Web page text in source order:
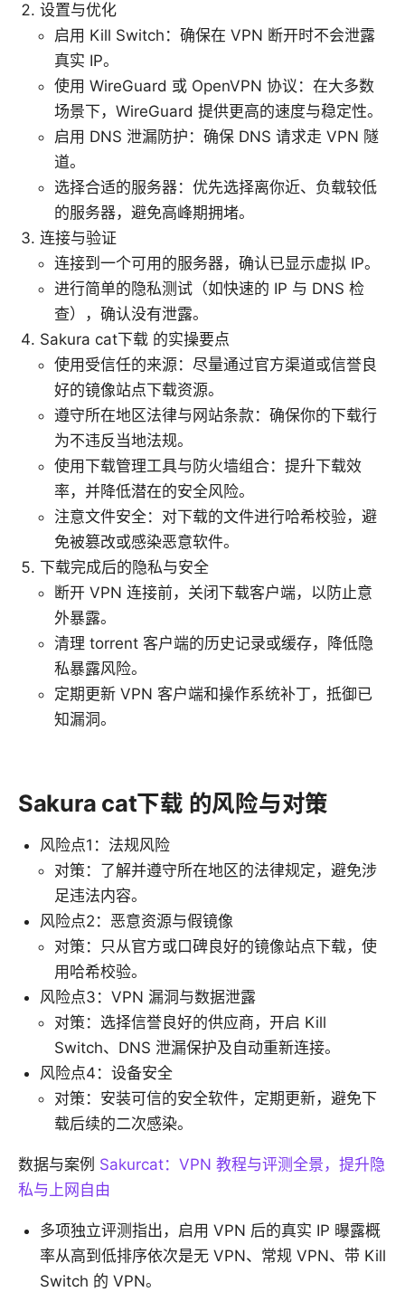
设置与优化
启用 Kill Switch：确保在 VPN 断开时不会泄露
真实 IP。
使用 WireGuard 或 OpenVPN 协议：在大多数
场景下，WireGuard 提供更高的速度与稳定性。
启用 DNS 泄漏防护：确保 DNS 请求走 VPN 隧
道。
选择合适的服务器：优先选择离你近、负载较低
的服务器，避免高峰期拥堵。
连接与验证
连接到一个可用的服务器，确认已显示虚拟 IP。
进行简单的隐私测试（如快速的 IP 与 DNS 检
查），确认没有泄露。
Sakura cat下载 的实操要点
使用受信任的来源：尽量通过官方渠道或信誉良
好的镜像站点下载资源。
遵守所在地区法律与网站条款：确保你的下载行
为不违反当地法规。
使用下载管理工具与防火墙组合：提升下载效
率，并降低潜在的安全风险。
注意文件安全：对下载的文件进行哈希校验，避
免被篡改或感染恶意软件。
下载完成后的隐私与安全
断开 VPN 连接前，关闭下载客户端，以防止意
外暴露。
清理 torrent 客户端的历史记录或缓存，降低隐
私暴露风险。
定期更新 VPN 客户端和操作系统补丁，抵御已
知漏洞。
Sakura cat下载 的风险与对策
风险点1：法规风险
对策：了解并遵守所在地区的法律规定，避免涉
足违法内容。
风险点2：恶意资源与假镜像
对策：只从官方或口碑良好的镜像站点下载，使
用哈希校验。
风险点3：VPN 漏洞与数据泄露
对策：选择信誉良好的供应商，开启 Kill
Switch、DNS 泄漏保护及自动重新连接。
风险点4：设备安全
对策：安装可信的安全软件，定期更新，避免下
载后续的二次感染。
数据与案例 Sakurcat：VPN 教程与评测全景，提升隐
私与上网自由
多项独立评测指出，启用 VPN 后的真实 IP 曝露概
率从高到低排序依次是无 VPN、常规 VPN、带 Kill
Switch 的 VPN。